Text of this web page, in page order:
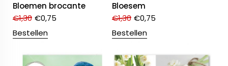
Bloemen brocante
€1,30 €0,75
Bestellen
Bloesem
€1,30 €0,75
Bestellen